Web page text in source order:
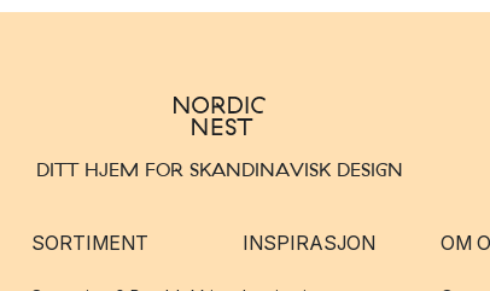
DITT HJEM FOR SKANDINAVISK DESIGN
SORTIMENT INSPIRASJON OM